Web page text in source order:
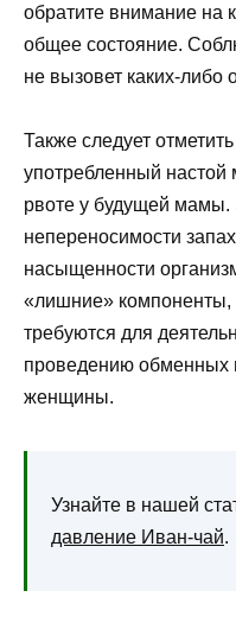
обратите внимание на
общее состояние.
не вызовет каких-либо
Также следует
употребленный настой
рвоте у будущей мамы.
непереносимости
насыщенности
«лишние» компоненты,
требуются для
проведению обменных
женщины.
Узнайте в нашей
давление Иван-чай.